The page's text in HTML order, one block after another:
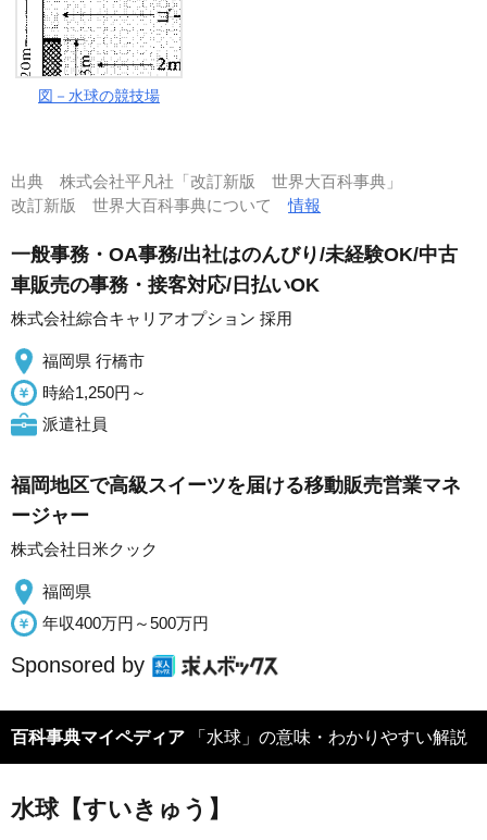
図－水球の競技場
出典 株式会社平凡社「改訂新版 世界大百科事典」
改訂新版 世界大百科事典について情報
一般事務・OA事務/出社はのんびり/未経験OK/中古
車販売の事務・接客対応/日払いOK
株式会社綜合キャリアオプション 採用
福岡県 行橋市
時給1,250円～
派遣社員
福岡地区で高級スイーツを届ける移動販売営業マネ
ージャー
株式会社日米クック
福岡県
年収400万円～500万円
Sponsored by
百科事典マイペディア 「水球」の意味・わかりやすい解説
水球【すいきゅう】